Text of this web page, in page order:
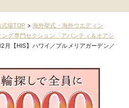
場TOP > 海外挙式・海外ウエディン
ング専門セクション「アバンティ＆オアシ
月【HIS】ハワイ／プルメリアガーデン／